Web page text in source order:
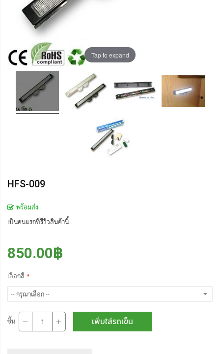
HFS-009
พร้อมส่ง
เป็นคนแรกที่รีวิวสินค้านี้
850.00฿
เลือกสี
ชิ้น เพิ่มใส่รถเข็น
Tap to expand